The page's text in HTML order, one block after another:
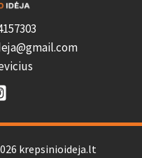
krepsinioideja.lt